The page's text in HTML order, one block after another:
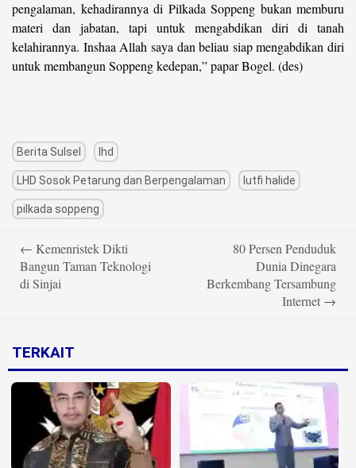
pengalaman, kehadirannya di Pilkada Soppeng bukan memburu
materi dan jabatan, tapi untuk mengabdikan diri di tanah
kelahirannya. Inshaa Allah saya dan beliau siap mengabdikan diri
untuk membangun Soppeng kedepan,” papar Bogel. (des)
Berita Sulsel lhd
LHD Sosok Petarung dan Berpengalaman lutfi halide
pilkada soppeng
navigation
← Kemenristek Dikti
Bangun Taman Teknologi
di Sinjai
80 Persen Penduduk
Dunia Dinegara
Berkembang Tersambung
Internet →
TERKAIT